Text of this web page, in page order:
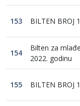
153 BILTEN BROJ
154
Bilten za
2022. godinu
155 BILTEN BROJ